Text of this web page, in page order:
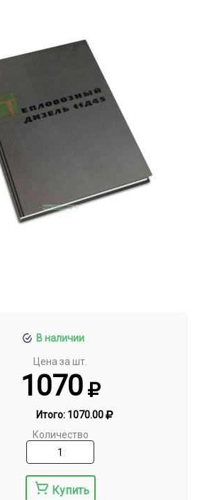
В наличии
Цена за шт.
1070
Итого: 1070.00
Количество
Купить